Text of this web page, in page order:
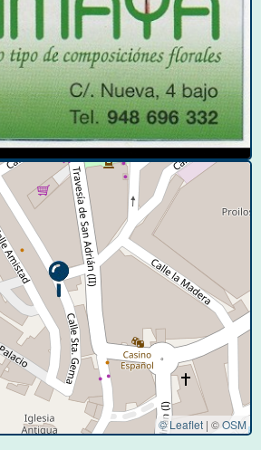
© Leaflet | ©OSM